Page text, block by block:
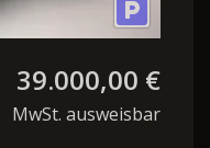
39.000,00 €
MwSt. ausweisbar